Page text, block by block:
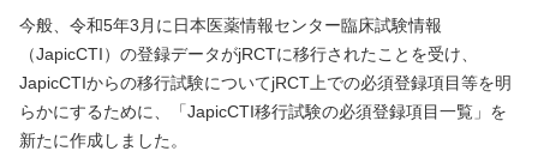
今般、令和5年3月に日本医薬情報センター臨床試験情報
（JapicCTI）の登録データがjRCTに移行されたことを受け、
JapicCTIからの移行試験についてjRCT上での必須登録項目等を明
らかにするために、「JapicCTI移行試験の必須登録項目一覧」を
新たに作成しました。